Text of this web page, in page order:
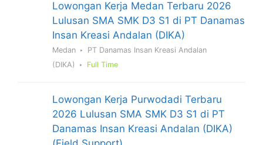
Lowongan Kerja Medan Terbaru 2026
Lulusan SMA SMK D3 S1 di PT Danamas
Insan Kreasi Andalan (DIKA)
Medan
PT Danamas Insan Kreasi Andalan
(DIKA)
Full Time
Lowongan Kerja Purwodadi Terbaru
2026 Lulusan SMA SMK D3 S1 di PT
Danamas Insan Kreasi Andalan (DIKA)